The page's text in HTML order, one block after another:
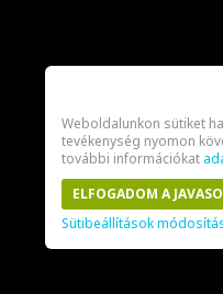
Weboldalunkon sütiket
tevékenység nyomon
további információkat
ELFOGADOM A
Sütibeállítások